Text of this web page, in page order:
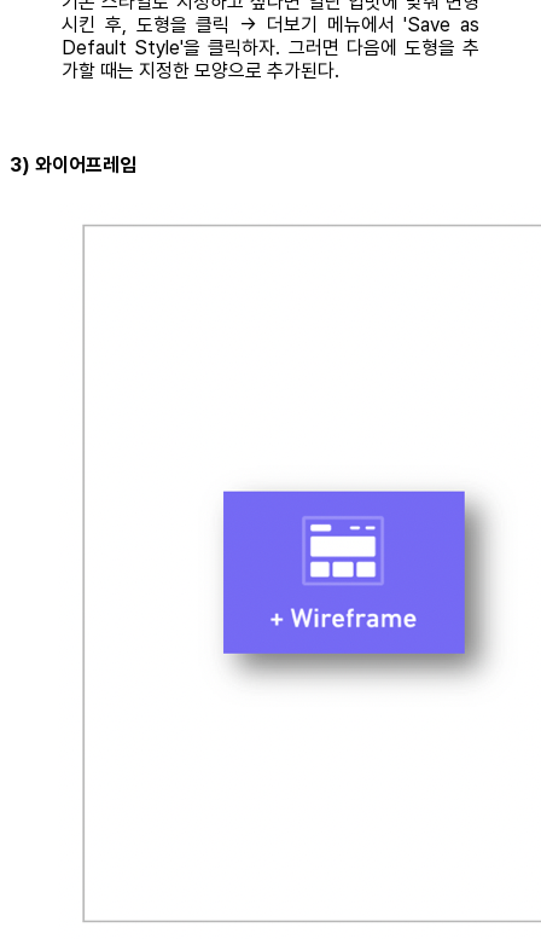
시킨 후, 도형을 클릭 → 더보기 메뉴에서 'Save as
Default Style'을 클릭하자. 그러면 다음에 도형을 추
가할 때는 지정한 모양으로 추가된다.
3) 와이어프레임